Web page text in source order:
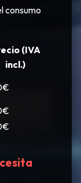
consumo
(IVA
incl.)